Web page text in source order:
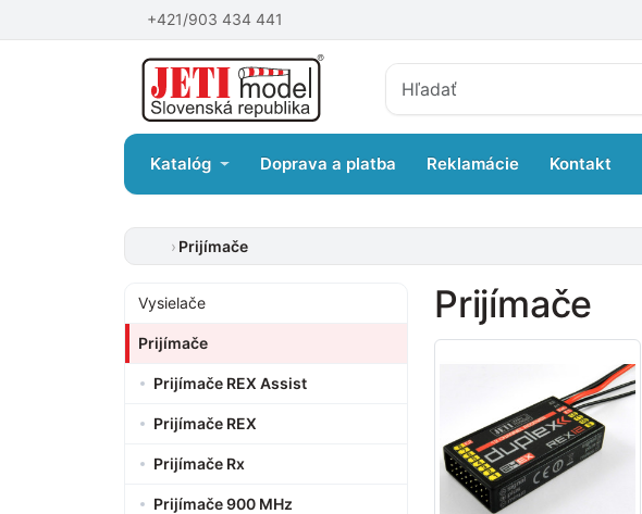
+421/903 434 441
Katalóg Doprava a platba Reklamácie Kontakt
Prijímače
Vysielače
Prijímače
Prijímače REX Assist
Prijímače REX
Prijímače Rx
Prijímače 900 MHz
Prijímače